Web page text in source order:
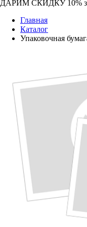
ДАРИМ СКИДКУ 10%
Главная
Каталог
Упаковочная